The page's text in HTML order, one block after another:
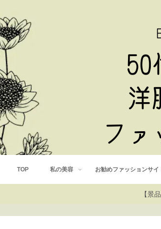
TOP 私の美容 お勧めファッションサイ
【景